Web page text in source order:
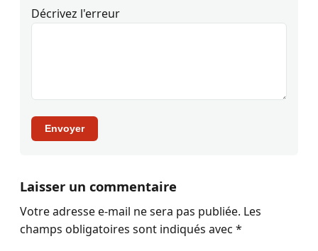
Décrivez l'erreur
Envoyer
Laisser un commentaire
Votre adresse e-mail ne sera pas publiée. Les
champs obligatoires sont indiqués avec *